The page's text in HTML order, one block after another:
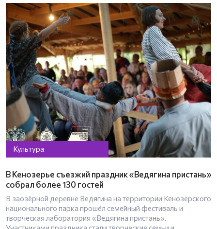
Культура
В Кенозерье съезжий праздник «Ведягина пристань»
собрал более 130 гостей
В заозёрной деревне Ведягина на территории Кенозерского
национального парка прошёл семейный фестиваль и
творческая лаборатория «Ведягина пристань».